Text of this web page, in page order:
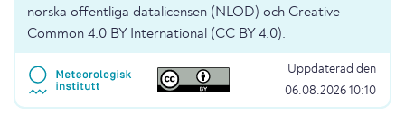
norska offentliga datalicensen (NLOD) och Creative
Common 4.0 BY International (CC BY 4.0).
Uppdaterad den
06.08.2026 10:10